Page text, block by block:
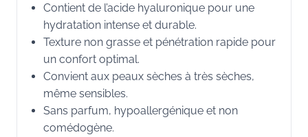
Contient de l’acide hyaluronique pour une
hydratation intense et durable.
Texture non grasse et pénétration rapide pour
un confort optimal.
Convient aux peaux sèches à très sèches,
même sensibles.
Sans parfum, hypoallergénique et non
comédogène.